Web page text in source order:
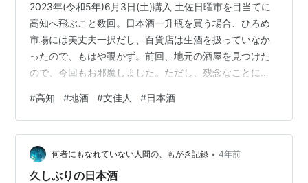
2023年(令和5年)6月3日(土)購入 土佐日曜市を目当てに
高知へ飛ぶこと数回。日本酒一升瓶を買う場合、ひろめ
市場には美丈夫一択だし、百貨店は生酒を扱っていなか
ったので、もはや覗かず。前回、地元の酒屋を見つけた
ので、今回もお邪魔しました。ただし、残念なことに店
無冠ともう1種類しかないと言われたのだけど、冷蔵庫に
入れてあるということは、生酒だってあるんじゃない
の？ ラベルを見てもどれも生酒とは書いていなかったの
だけど、えいッと手に取ったのがこちら。 高知県香美市
㈱アリサワ【文佳人】 【文佳人】辛口純米酒 精米歩合
#高知 #地酒 #文佳人 #日本酒
何者にもなれていない人間の、もがき記録 • 4年前
久しぶりの日本酒